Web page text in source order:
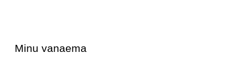
Minu vanaema